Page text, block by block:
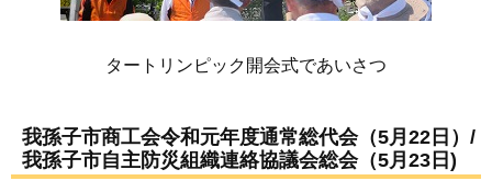
タートリンピック開会式であいさつ
我孫子市商工会令和元年度通常総代会（5月22日）/
我孫子市自主防災組織連絡協議会総会（5月23日)